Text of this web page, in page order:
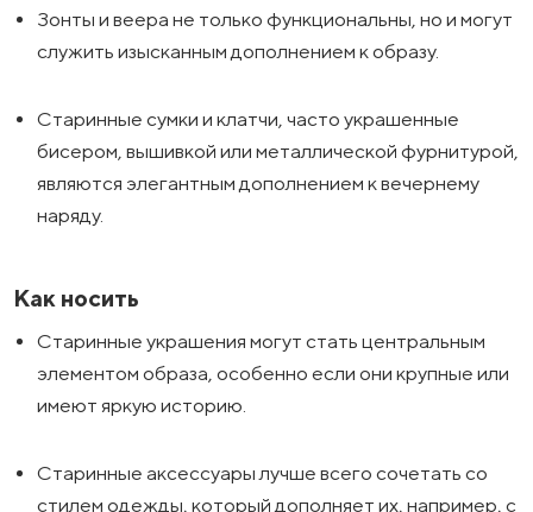
Зонты и веера не только функциональны, но и могут
служить изысканным дополнением к образу.
Старинные сумки и клатчи, часто украшенные
бисером, вышивкой или металлической фурнитурой,
являются элегантным дополнением к вечернему
наряду.
Как носить
Старинные украшения могут стать центральным
элементом образа, особенно если они крупные или
имеют яркую историю.
Старинные аксессуары лучше всего сочетать со
стилем одежды, который дополняет их, например, с